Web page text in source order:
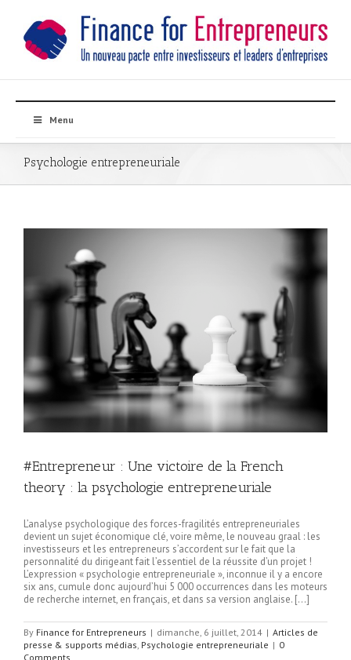
Menu
Psychologie entrepreneuriale
#Entrepreneur : Une victoire de la French
theory : la psychologie entrepreneuriale
L’analyse psychologique des forces-fragilités entrepreneuriales
devient un sujet économique clé, voire même, le nouveau graal : les
investisseurs et les entrepreneurs s’accordent sur le fait que la
personnalité du dirigeant fait l’essentiel de la réussite d’un projet !
L’expression « psychologie entrepreneuriale », inconnue il y a encore
six ans, cumule donc aujourd’hui 5 000 occurrences dans les moteurs
de recherche internet, en français, et dans sa version anglaise. […]
By Finance for Entrepreneurs | dimanche, 6 juillet, 2014 | Articles de
presse & supports médias Psychologie entrepreneuriale | 0
Comments